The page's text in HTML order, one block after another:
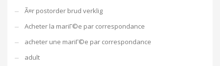
Ã¤r postorder brud verklig
Acheter la mariГ©e par correspondance
acheter une mariГ©e par correspondance
adult